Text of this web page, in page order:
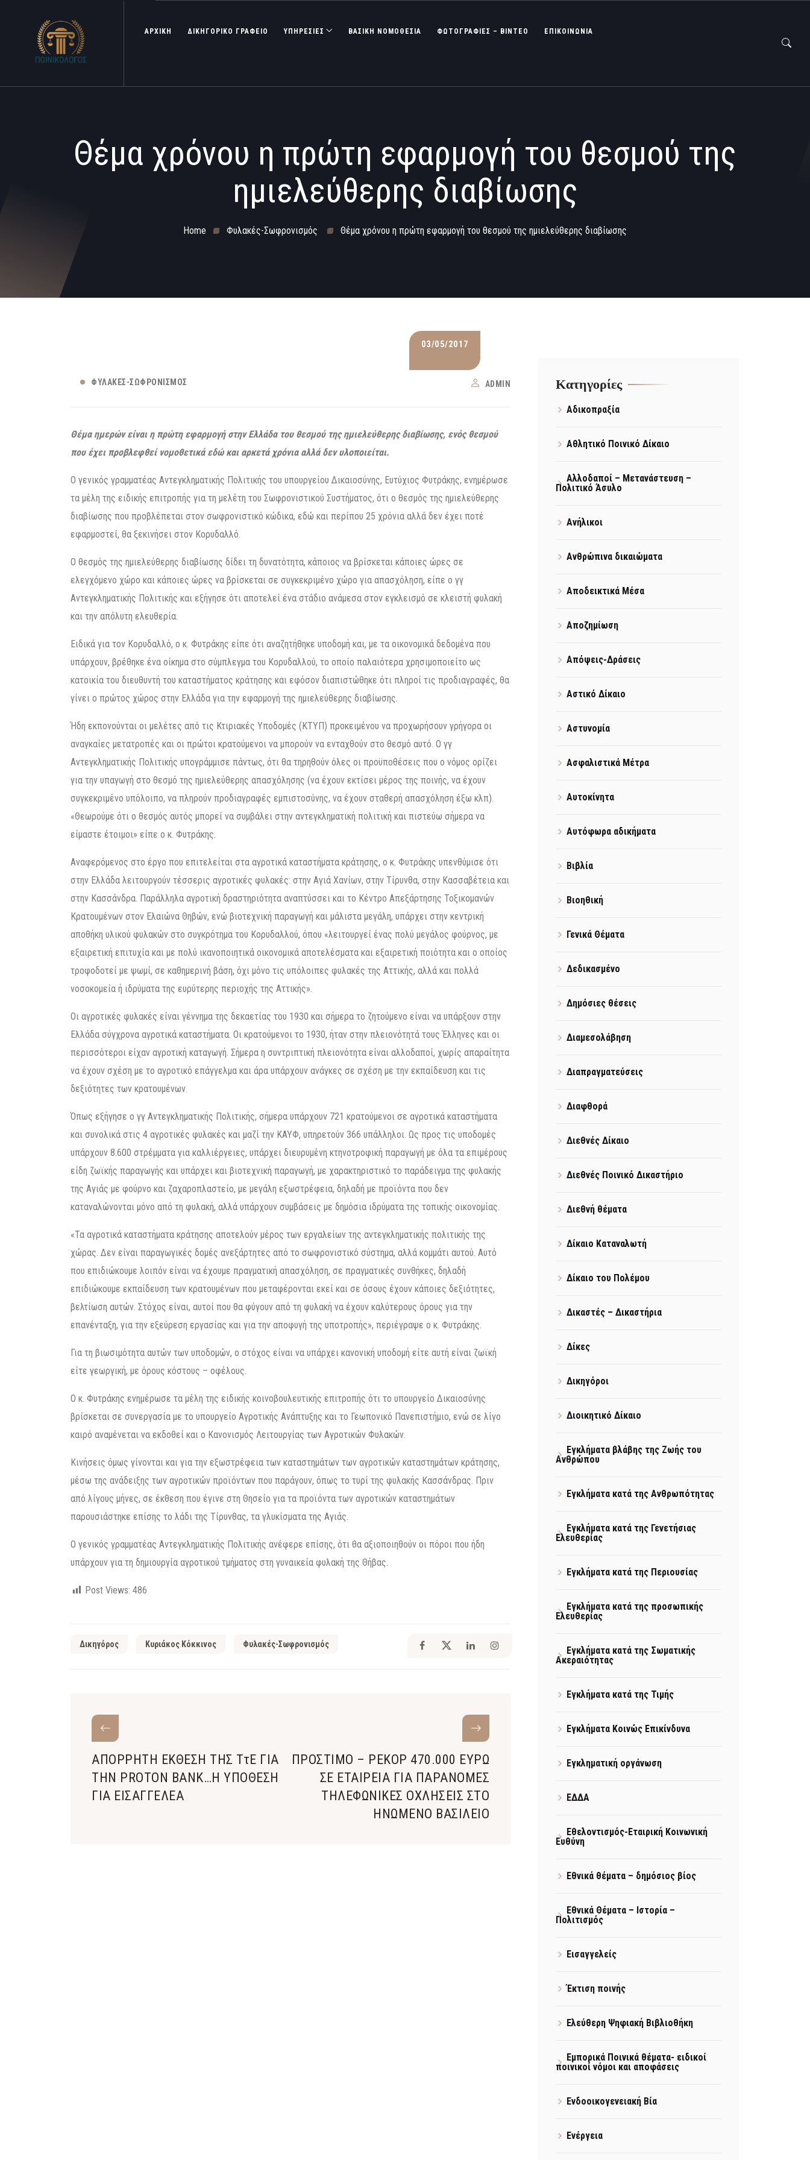
ΑΡΧΙΚΗ ΔΙΚΗΓΟΡΙΚΟ ΓΡΑΦΕΙΟ ΥΠΗΡΕΣΙΕΣ ΒΑΣΙΚΉ ΝΟΜΟΘΕΣΊΑ ΦΩΤΟΓΡΑΦΊΕΣ – ΒΊΝΤΕΟ ΕΠΙΚΟΙΝΩΝΙΑ
Θέμα χρόνου η πρώτη εφαρμογή του θεσμού της
ημιελεύθερης διαβίωσης
Home Φυλακές-Σωφρονισμός Θέμα χρόνου η πρώτη εφαρμογή του θεσμού της ημιελεύθερης διαβίωσης
03/05/2017
ΦΥΛΑΚΈΣ-ΣΩΦΡΟΝΙΣΜΌΣ ADMIN
Θέμα ημερών είναι η πρώτη εφαρμογή στην Ελλάδα του θεσμού της ημιελεύθερης διαβίωσης, ενός θεσμού
που έχει προβλεφθεί νομοθετικά εδώ και αρκετά χρόνια αλλά δεν υλοποιείται.
O γενικός γραμματέας Αντεγκληματικής Πολιτικής του υπουργείου Δικαιοσύνης, Ευτύχιος Φυτράκης, ενημέρωσε
τα μέλη της ειδικής επιτροπής για τη μελέτη του Σωφρονιστικού Συστήματος, ότι ο θεσμός της ημιελεύθερης
διαβίωσης που προβλέπεται στον σωφρονιστικό κώδικα, εδώ και περίπου 25 χρόνια αλλά δεν έχει ποτέ
εφαρμοστεί, θα ξεκινήσει στον Κορυδαλλό.
Ο θεσμός της ημιελεύθερης διαβίωσης δίδει τη δυνατότητα, κάποιος να βρίσκεται κάποιες ώρες σε
ελεγχόμενο χώρο και κάποιες ώρες να βρίσκεται σε συγκεκριμένο χώρο για απασχόληση, είπε ο γγ
Αντεγκληματικής Πολιτικής και εξήγησε ότι αποτελεί ένα στάδιο ανάμεσα στον εγκλεισμό σε κλειστή φυλακή
και την απόλυτη ελευθερία.
Ειδικά για τον Κορυδαλλό, ο κ. Φυτράκης είπε ότι αναζητήθηκε υποδομή και, με τα οικονομικά δεδομένα που
υπάρχουν, βρέθηκε ένα οίκημα στο σύμπλεγμα του Κορυδαλλού, το οποίο παλαιότερα χρησιμοποιείτο ως
κατοικία του διευθυντή του καταστήματος κράτησης και εφόσον διαπιστώθηκε ότι πληροί τις προδιαγραφές, θα
γίνει ο πρώτος χώρος στην Ελλάδα για την εφαρμογή της ημιελεύθερης διαβίωσης.
Ήδη εκπονούνται οι μελέτες από τις Κτιριακές Υποδομές (ΚΤΥΠ) προκειμένου να προχωρήσουν γρήγορα οι
αναγκαίες μετατροπές και οι πρώτοι κρατούμενοι να μπορούν να ενταχθούν στο θεσμό αυτό. Ο γγ
Αντεγκληματικής Πολιτικής υπογράμμισε πάντως, ότι θα τηρηθούν όλες οι προϋποθέσεις που ο νόμος ορίζει
για την υπαγωγή στο θεσμό της ημιελεύθερης απασχόλησης (να έχουν εκτίσει μέρος της ποινής, να έχουν
συγκεκριμένο υπόλοιπο, να πληρούν προδιαγραφές εμπιστοσύνης, να έχουν σταθερή απασχόληση έξω κλπ).
«Θεωρούμε ότι ο θεσμός αυτός μπορεί να συμβάλει στην αντεγκληματική πολιτική και πιστεύω σήμερα να
είμαστε έτοιμοι» είπε ο κ. Φυτράκης.
Αναφερόμενος στο έργο που επιτελείται στα αγροτικά καταστήματα κράτησης, ο κ. Φυτράκης υπενθύμισε ότι
στην Ελλάδα λειτουργούν τέσσερις αγροτικές φυλακές: στην Αγιά Χανίων, στην Τίρυνθα, στην Κασσαβέτεια και
στην Κασσάνδρα. Παράλληλα αγροτική δραστηριότητα αναπτύσσει και το Κέντρο Απεξάρτησης Τοξικομανών
Κρατουμένων στον Ελαιώνα Θηβών, ενώ βιοτεχνική παραγωγή και μάλιστα μεγάλη, υπάρχει στην κεντρική
αποθήκη υλικού φυλακών στο συγκρότημα του Κορυδαλλού, όπου «λειτουργεί ένας πολύ μεγάλος φούρνος, με
εξαιρετική επιτυχία και με πολύ ικανοποιητικά οικονομικά αποτελέσματα και εξαιρετική ποιότητα και ο οποίος
τροφοδοτεί με ψωμί, σε καθημερινή βάση, όχι μόνο τις υπόλοιπες φυλακές της Αττικής, αλλά και πολλά
νοσοκομεία ή ιδρύματα της ευρύτερης περιοχής της Αττικής».
Οι αγροτικές φυλακές είναι γέννημα της δεκαετίας του 1930 και σήμερα το ζητούμενο είναι να υπάρξουν στην
Ελλάδα σύγχρονα αγροτικά καταστήματα. Οι κρατούμενοι το 1930, ήταν στην πλειονότητά τους Έλληνες και οι
περισσότεροι είχαν αγροτική καταγωγή. Σήμερα η συντριπτική πλειονότητα είναι αλλοδαποί, χωρίς απαραίτητα
να έχουν σχέση με το αγροτικό επάγγελμα και άρα υπάρχουν ανάγκες σε σχέση με την εκπαίδευση και τις
δεξιότητες των κρατουμένων.
Όπως εξήγησε ο γγ Αντεγκληματικής Πολιτικής, σήμερα υπάρχουν 721 κρατούμενοι σε αγροτικά καταστήματα
και συνολικά στις 4 αγροτικές φυλακές και μαζί την ΚΑΥΦ, υπηρετούν 366 υπάλληλοι. Ως προς τις υποδομές
υπάρχουν 8.600 στρέμματα για καλλιέργειες, υπάρχει διευρυμένη κτηνοτροφική παραγωγή με όλα τα επιμέρους
είδη ζωϊκής παραγωγής και υπάρχει και βιοτεχνική παραγωγή, με χαρακτηριστικό το παράδειγμα της φυλακής
της Αγιάς με φούρνο και ζαχαροπλαστείο, με μεγάλη εξωστρέφεια, δηλαδή με προϊόντα που δεν
καταναλώνονται μόνο από τη φυλακή, αλλά υπάρχουν συμβάσεις με δημόσια ιδρύματα της τοπικής οικονομίας.
«Τα αγροτικά καταστήματα κράτησης αποτελούν μέρος των εργαλείων της αντεγκληματικής πολιτικής της
χώρας. Δεν είναι παραγωγικές δομές ανεξάρτητες από το σωφρονιστικό σύστημα, αλλά κομμάτι αυτού. Αυτό
που επιδιώκουμε λοιπόν είναι να έχουμε πραγματική απασχόληση, σε πραγματικές συνθήκες, δηλαδή
επιδιώκουμε εκπαίδευση των κρατουμένων που μεταφέρονται εκεί και σε όσους έχουν κάποιες δεξιότητες,
βελτίωση αυτών. Στόχος είναι, αυτοί που θα φύγουν από τη φυλακή να έχουν καλύτερους όρους για την
επανένταξη, για την εξεύρεση εργασίας και για την αποφυγή της υποτροπής», περιέγραψε ο κ. Φυτράκης.
Για τη βιωσιμότητα αυτών των υποδομών, ο στόχος είναι να υπάρχει κανονική υποδομή είτε αυτή είναι ζωϊκή
είτε γεωργική, με όρους κόστους – οφέλους.
Ο κ. Φυτράκης ενημέρωσε τα μέλη της ειδικής κοινοβουλευτικής επιτροπής ότι το υπουργείο Δικαιοσύνης
βρίσκεται σε συνεργασία με το υπουργείο Αγροτικής Ανάπτυξης και το Γεωπονικό Πανεπιστήμιο, ενώ σε λίγο
καιρό αναμένεται να εκδοθεί και ο Κανονισμός Λειτουργίας των Αγροτικών Φυλακών.
Κινήσεις όμως γίνονται και για την εξωστρέφεια των καταστημάτων των αγροτικών καταστημάτων κράτησης,
μέσω της ανάδειξης των αγροτικών προϊόντων που παράγουν, όπως το τυρί της φυλακής Κασσάνδρας. Πριν
από λίγους μήνες, σε έκθεση που έγινε στη Θησείο για τα προϊόντα των αγροτικών καταστημάτων
παρουσιάστηκε επίσης το λάδι της Τίρυνθας, τα γλυκίσματα της Αγιάς.
Ο γενικός γραμματέας Αντεγκληματικής Πολιτικής ανέφερε επίσης, ότι θα αξιοποιηθούν οι πόροι που ήδη
υπάρχουν για τη δημιουργία αγροτικού τμήματος στη γυναικεία φυλακή της Θήβας.
Post Views: 486
Δικηγόρος Κυριάκος Κόκκινος Φυλακές-Σωφρονισμός
ΑΠΟΡΡΗΤΗ ΕΚΘΕΣΗ ΤΗΣ ΤτΕ ΓΙΑ
ΤΗΝ PROTON BANK…H ΥΠΟΘΕΣΗ
ΓΙΑ ΕΙΣΑΓΓΕΛΕΑ
ΠΡΟΣΤΙΜΟ – ΡΕΚΟΡ 470.000 ΕΥΡΩ
ΣΕ ΕΤΑΙΡΕΙΑ ΓΙΑ ΠΑΡΑΝΟΜΕΣ
ΤΗΛΕΦΩΝΙΚΕΣ ΟΧΛΗΣΕΙΣ ΣΤΟ
ΗΝΩΜΕΝΟ ΒΑΣΙΛΕΙΟ
Kατηγορίες
Αδικοπραξία
Αθλητικό Ποινικό Δίκαιο
Αλλοδαποί – Μετανάστευση –
Πολιτικό Άσυλο
Ανήλικοι
Ανθρώπινα δικαιώματα
Αποδεικτικά Μέσα
Αποζημίωση
Απόψεις-Δράσεις
Αστικό Δίκαιο
Αστυνομία
Ασφαλιστικά Μέτρα
Αυτοκίνητα
Αυτόφωρα αδικήματα
Βιβλία
Βιοηθική
Γενικά Θέματα
Δεδικασμένο
Δημόσιες θέσεις
Διαμεσολάβηση
Διαπραγματεύσεις
Διαφθορά
Διεθνές Δίκαιο
Διεθνές Ποινικό Δικαστήριο
Διεθνή θέματα
Δίκαιο Καταναλωτή
Δίκαιο του Πολέμου
Δικαστές – Δικαστήρια
Δίκες
Δικηγόροι
Διοικητικό Δίκαιο
Εγκλήματα βλάβης της Ζωής του
Ανθρώπου
Εγκλήματα κατά της Ανθρωπότητας
Εγκλήματα κατά της Γενετήσιας
Ελευθερίας
Εγκλήματα κατά της Περιουσίας
Εγκλήματα κατά της προσωπικής
Ελευθερίας
Εγκλήματα κατά της Σωματικής
Ακεραιότητας
Εγκλήματα κατά της Τιμής
Εγκλήματα Κοινώς Επικίνδυνα
Εγκληματική οργάνωση
ΕΔΔΑ
Εθελοντισμός-Εταιρική Κοινωνική
Ευθύνη
Εθνικά θέματα – δημόσιος βίος
Εθνικά Θέματα – Ιστορία –
Πολιτισμός
Εισαγγελείς
Έκτιση ποινής
Ελεύθερη Ψηφιακή Βιβλιοθήκη
Εμπορικά Ποινικά θέματα- ειδικοί
ποινικοί νόμοι και αποφάσεις
Ενδοοικογενειακή Βία
Ενέργεια